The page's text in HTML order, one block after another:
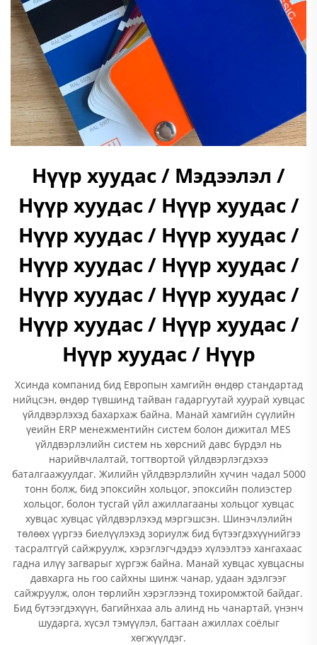
Нүүр хуудас / Мэдээлэл /
Нүүр хуудас / Нүүр хуудас /
Нүүр хуудас / Нүүр хуудас /
Нүүр хуудас / Нүүр хуудас /
Нүүр хуудас / Нүүр хуудас /
Нүүр хуудас / Нүүр хуудас /
Нүүр хуудас / Нүүр
Хсинда компанид бид Европын хамгийн өндөр стандартад
нийцсэн, өндөр түвшинд тайван гадаргуутай хуурай хувцас
үйлдвэрлэхэд бахархаж байна. Манай хамгийн сүүлийн
үеийн ERP менежментийн систем болон дижитал MES
үйлдвэрлэлийн систем нь хөрсний давс бүрдэл нь
нарийвчлалтай, тогтвортой үйлдвэрлэгдэхээ
баталгаажуулдаг. Жилийн үйлдвэрлэлийн хүчин чадал 5000
тонн болж, бид эпоксийн хольцог, эпоксийн полиэстер
хольцог, болон тусгай үйл ажиллагааны хольцог хувцас
хувцас хувцас үйлдвэрлэхэд мэргэшсэн. Шинэчлэлийн
төлөөх үүргээ биелүүлэхэд зориулж бид бүтээгдэхүүнийгээ
тасралтгүй сайжруулж, хэрэглэгчдэдээ хүлээлтээ хангахаас
гадна илүү загварыг хүргэж байна. Манай хувцас хувцасны
давхарга нь гоо сайхны шинж чанар, удаан эдэлгээг
сайжруулж, олон төрлийн хэрэглээнд тохиромжтой байдаг.
Бид бүтээгдэхүүн, багийнхаа аль алинд нь чанартай, үнэнч
шударга, хүсэл тэмүүлэл, багтаан ажиллах соёлыг
хөгжүүлдэг.